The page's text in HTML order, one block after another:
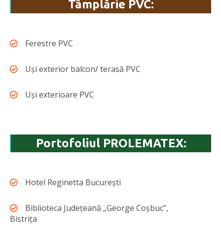
Tâmplărie PVC:
Ferestre PVC
Uși exterior balcon/ terasă PVC
Uși exterioare PVC
Portofoliul PROLEMATEX:
Hotel Reginetta București
Biblioteca Județeană „George Coșbuc”,
Bistrița